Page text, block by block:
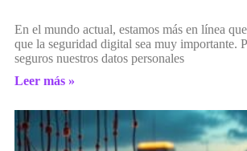
En el mundo actual, estamos más en línea
que la seguridad digital sea muy importante.
seguros nuestros datos personales
Leer más »